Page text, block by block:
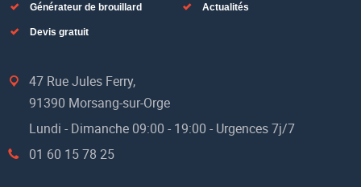
Générateur de brouillard Actualités
Devis gratuit
47 Rue Jules Ferry,
91390 Morsang-sur-Orge
Lundi - Dimanche 09:00 - 19:00 - Urgences 7j/7
01 60 15 78 25